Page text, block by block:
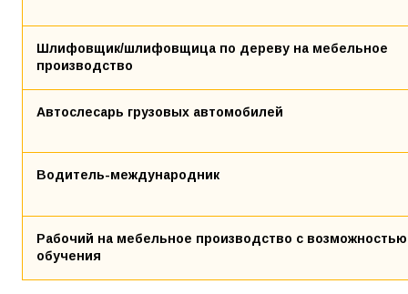
Шлифовщик/шлифовщица по дереву на мебельное
производство
Автослесарь грузовых автомобилей
Водитель-международник
Рабочий на мебельное производство с возможностью
обучения